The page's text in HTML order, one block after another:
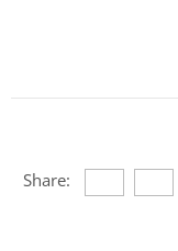
Share: